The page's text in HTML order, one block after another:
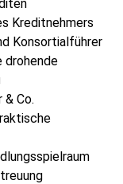
Kreditnehmers
Konsortialführer
drohende
& Co.